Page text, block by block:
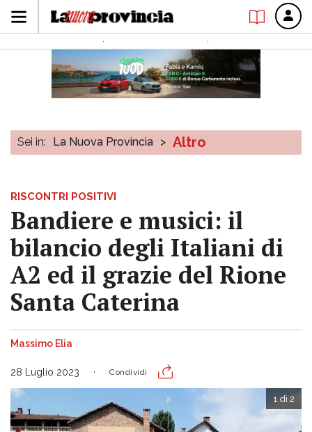
Sei in: La Nuova Provincia > Altro
RISCONTRI POSITIVI
Bandiere e musici: il
bilancio degli Italiani di
A2 ed il grazie del Rione
Santa Caterina
Massimo Elia
28 Luglio 2023 Condividi
1 di 2